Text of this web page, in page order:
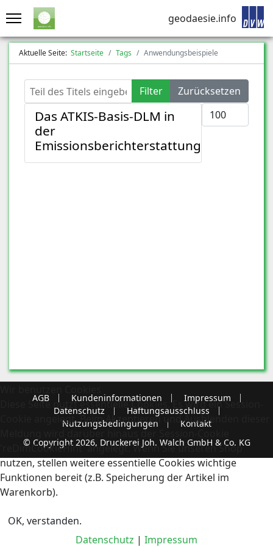
geodaesie.info
Aktuelle Seite: Startseite Tags Anwendungsbeispiele
Teil des Titels eingeben Filter
Zurücksetzen
Anzeige #
Das ATKIS-Basis-DLM in
der
Emissionsberichterstattung
AGB Kundeninformationen
Impressum
Datenschutz
Haftungsausschluss
Nutzungsbedingungen
Kontakt
© Copyright 2026, Druckerei Joh. Walch GmbH & Co. KG
Diese Seite nutzt essentielle Cookies. Es wird ein Session-
Cookie angelegt. Beim Akzeptieren und Ausblenden dieser
Meldung wird darüber hinaus der Session-Cookie
'reDimCookieHint' angelegt. Wenn Sie unseren Shop
nutzen, stellen weitere essentielle Cookies wichtige
Funktionen bereit (z.B. Speicherung der Artikel im
Warenkorb).
OK, verstanden.
Datenschutz | Impressum